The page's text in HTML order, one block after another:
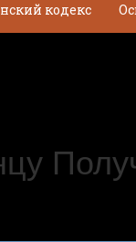
кодекс